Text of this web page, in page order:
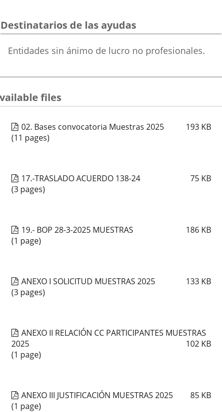
Destinatarios de las ayudas
Destinatarios
las
Entidades sin ánimo de lucro no profesionales.
files
02. Bases convocatoria Muestras 2025 193 KB
(11 pages)
17.-TRASLADO ACUERDO 138-24 75 KB
(3 pages)
19.- BOP 28-3-2025 MUESTRAS 186 KB
(1 page)
ANEXO I SOLICITUD MUESTRAS 2025 133 KB
(3 pages)
ANEXO II RELACIÓN CC PARTICIPANTES MUESTRAS
2025
102 KB
(1 page)
ANEXO III JUSTIFICACIÓN MUESTRAS 2025 85 KB
(1 page)